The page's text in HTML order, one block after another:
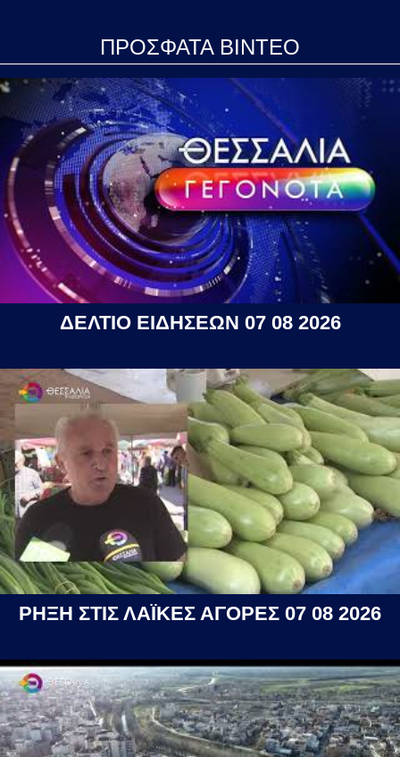
ΠΡΟΣΦΑΤΑ ΒΙΝΤΕΟ
ΔΕΛΤΙΟ ΕΙΔΗΣΕΩΝ 07 08 2026
ΡΗΞΗ ΣΤΙΣ ΛΑΪΚΕΣ ΑΓΟΡΕΣ 07 08 2026